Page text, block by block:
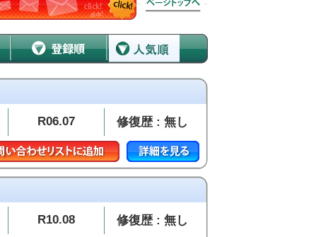
R06.07 修復歴 : 無し
R10.08 修復歴 : 無し